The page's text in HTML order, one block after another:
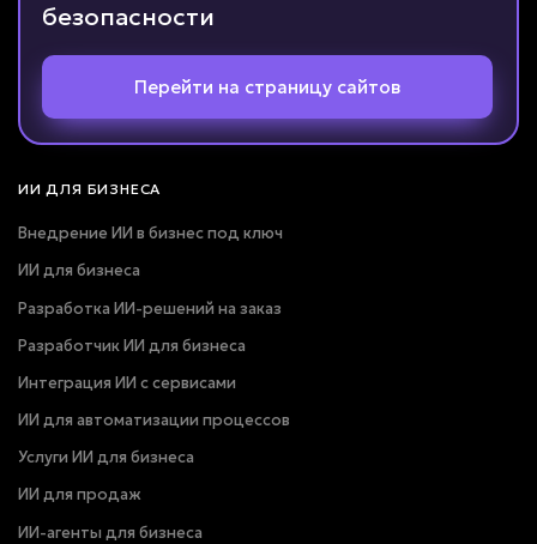
безопасности
Перейти на страницу сайтов
ИИ ДЛЯ БИЗНЕСА
Внедрение ИИ в бизнес под ключ
ИИ для бизнеса
Разработка ИИ-решений на заказ
Разработчик ИИ для бизнеса
Интеграция ИИ с сервисами
ИИ для автоматизации процессов
Услуги ИИ для бизнеса
ИИ для продаж
ИИ-агенты для бизнеса